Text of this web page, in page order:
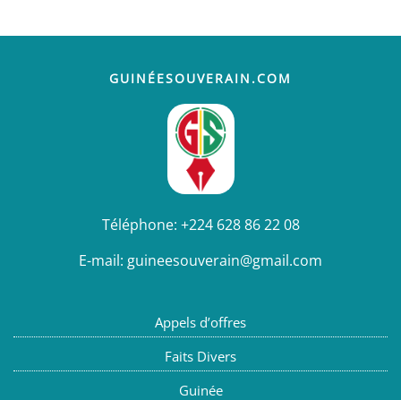
GUINÉESOUVERAIN.COM
Téléphone: +224 628 86 22 08
E-mail: guineesouverain@gmail.com
Appels d’offres
Faits Divers
Guinée